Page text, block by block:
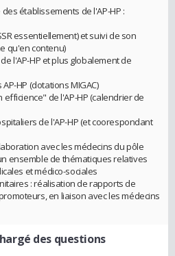
établissements de l'AP-HP :
essentiellement) et suivi de son
qu'en contenu)
l'AP-HP et plus globalement de
HP (dotations MIGAC)
de l'AP-HP (calendrier de
de l'AP-HP (et coorespondant
avec les médecins du pôle
ensemble de thématiques relatives
et médico-sociales
: réalisation de rapports de
en liaison avec les médecins
des questions